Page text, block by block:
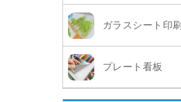
ガラスシート印刷
プレート看板